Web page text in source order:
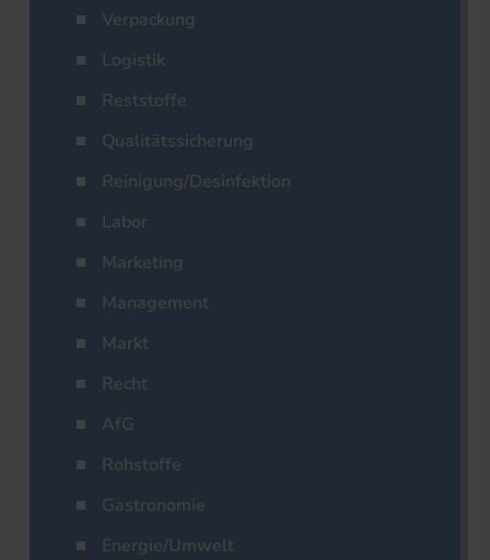
Verpackung
Logistik
Reststoffe
Qualitätssicherung
Reinigung/Desinfektion
Labor
Marketing
Management
Markt
Recht
AfG
Rohstoffe
Gastronomie
Energie/Umwelt